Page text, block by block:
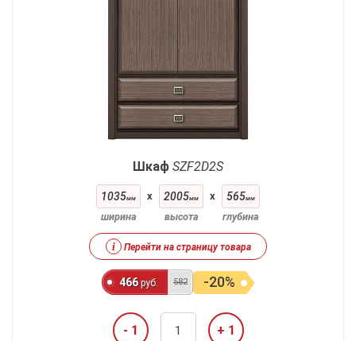
Шкаф SZF2D2S
1035мм
ширина
x 2005мм
высота
x 565мм
глубина
i Перейти на страницу товара
466 руб. 582 -20%
- 1 + 1